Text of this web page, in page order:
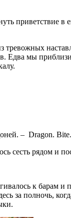
приветствие в
Едва мы
– Dragon.
сесть рядом и
к
за полночь,